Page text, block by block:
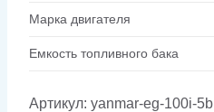
Марка двигателя
Емкость топливного бака
Артикул: yanmar-eg-100i-5b